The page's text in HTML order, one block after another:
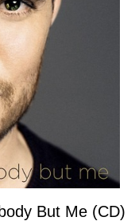
But Me (CD)